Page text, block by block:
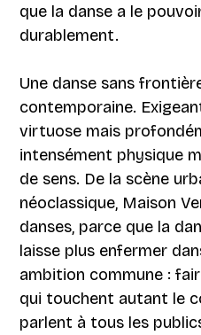
que la danse a le
durablement.
Une danse sans
contemporaine.
virtuose mais
intensément physique
de sens. De la scène
néoclassique, Maison
danses, parce que la
laisse plus enfermer
ambition commune :
qui touchent autant le
parlent à tous les